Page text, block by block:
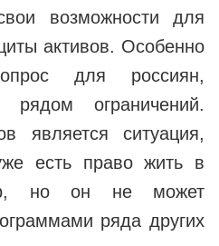
возможности для
активов. Особенно
для россиян,
рядом ограничений.
является ситуация,
есть право жить в
но он не может
ряда других